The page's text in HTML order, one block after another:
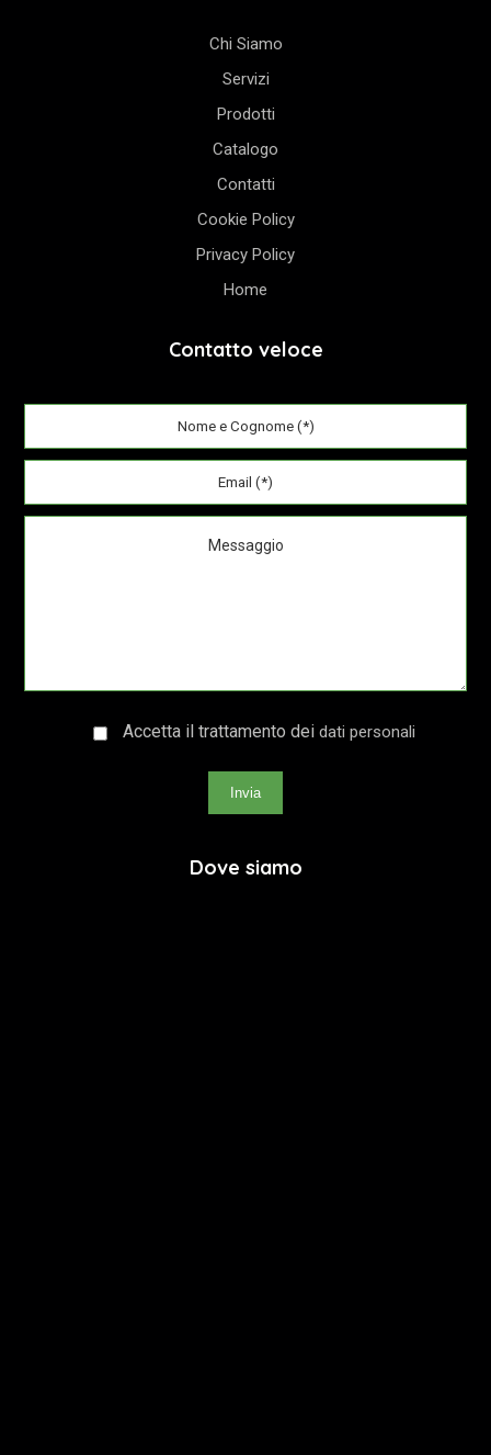
Chi Siamo
Servizi
Prodotti
Catalogo
Contatti
Cookie Policy
Privacy Policy
Home
Contatto veloce
Accetta il trattamento dei dati personali
Invia
Dove siamo